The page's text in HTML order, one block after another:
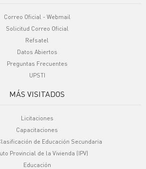
Correo Oficial - Webmail
Solicitud Correo Oficial
Refsatel
Datos Abiertos
Preguntas Frecuentes
UPSTI
MÁS VISITADOS
Licitaciones
Capacitaciones
de Educación Secundaria
Provincial de la Vivienda (IPV)
Educación